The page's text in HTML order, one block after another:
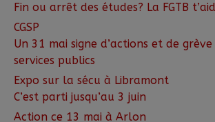
Fin ou arrêt des études? La FGTB
CGSP
Un 31 mai signe d’actions et de
services publics
Expo sur la sécu à Libramont
C’est parti jusqu’au 3 juin
Action ce 13 mai à Arlon